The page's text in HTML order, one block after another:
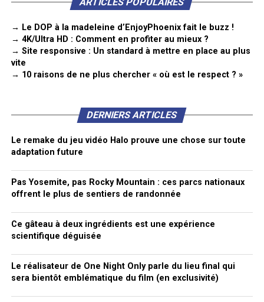
→ Le DOP à la madeleine d’EnjoyPhoenix fait le buzz !
→ 4K/Ultra HD : Comment en profiter au mieux ?
→ Site responsive : Un standard à mettre en place au plus
vite
→ 10 raisons de ne plus chercher « où est le respect ? »
DERNIERS ARTICLES
Le remake du jeu vidéo Halo prouve une chose sur toute
adaptation future
Pas Yosemite, pas Rocky Mountain : ces parcs nationaux
offrent le plus de sentiers de randonnée
Ce gâteau à deux ingrédients est une expérience
scientifique déguisée
Le réalisateur de One Night Only parle du lieu final qui
sera bientôt emblématique du film (en exclusivité)